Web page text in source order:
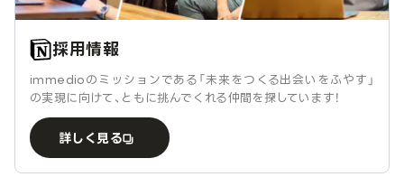
採用情報
immedioのミッションである「未来をつくる出会いをふやす」
の実現に向けて、ともに挑んでくれる仲間を探しています！
詳しく見る